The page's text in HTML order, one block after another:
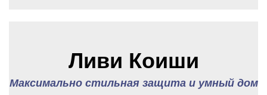
Ливи Коиши
Максимально стильная защита и умный дом